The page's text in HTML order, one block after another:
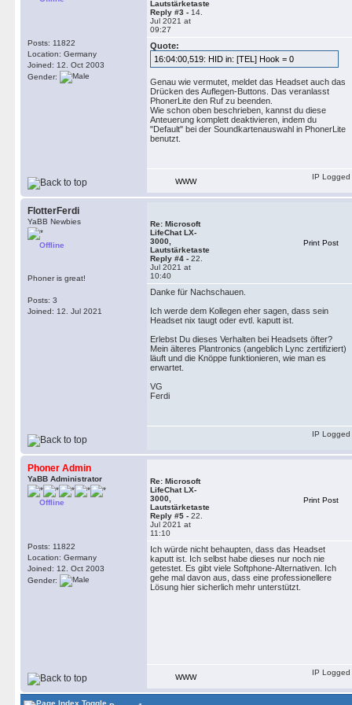
Posts: 11822
Location: Germany
Joined: 12. Oct 2003
Gender:
Lautstärketaste
Reply #3 - 14.
Jul 2021 at
09:27
Quote:
16:04:00,519: HID in: [TEL] Hook = 0
Genau wie vermutet, meldet das Headset auch das
Drücken des Auflegen-Buttons. Das veranlasst
PhonerLite den Ruf zu beenden.
Wie schon oben beschrieben, kannst du diese
Anteuerung komplett deaktivieren, indem du
"Default" bei der Soundkartenauswahl in PhonerLite
benutzt.
WWW
IP Logged
FlotterFerdi
YaBB Newbies
Offline
Phoner is great!
Posts: 3
Joined: 12. Jul 2021
Re: Microsoft
LifeChat LX-
3000,
Lautstärketaste
Reply #4 - 22.
Jul 2021 at
10:40
Print Post
Danke für Nachschauen.
Ich werde dem Kollegen eher sagen, dass sein
Headset nix taugt oder evtl. kaputt ist.
Erlebst Du dieses Verhalten bei Headsets öfter?
Mein älteres Plantronics (angeblich Lync zertifiziert)
läuft und die Knöppe funktionieren, wie man es
erwartet.
VG
Ferdi
IP Logged
Phoner Admin
YaBB Administrator
Offline
Posts: 11822
Location: Germany
Joined: 12. Oct 2003
Gender:
Re: Microsoft
LifeChat LX-
3000,
Lautstärketaste
Reply #5 - 22.
Jul 2021 at
11:10
Print Post
Ich würde nicht behaupten, dass das Headset
kaputt ist. Ich selbst habe dieses nur noch nie
getestet. Es gibt viele Softphone-Alternativen. Ich
gehe mal davon aus, dass eine professionellere
Lösung hier sicherlich mehr unterstützt.
WWW
IP Logged